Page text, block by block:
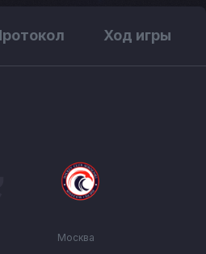
Ход игры
Москва